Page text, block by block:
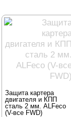
Защита картера
двигателя и КПП
сталь 2 мм. ALFeco
(V-все FWD)